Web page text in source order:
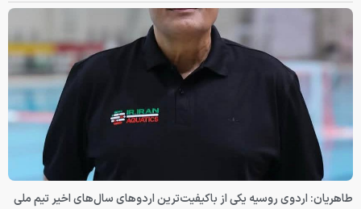
طاهریان: اردوی روسیه یکی از باکیفیت‌ترین اردوهای سال‌های اخیر تیم ملی